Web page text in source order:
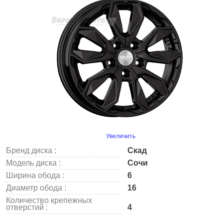
Увеличить
Бренд диска :
Скад
Модель диска :
Сочи
Ширина обода :
6
Диаметр обода :
16
Количество крепежных
отверстий :
4